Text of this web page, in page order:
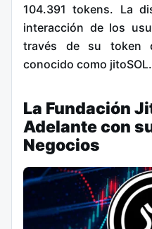
104.391 tokens. La
interacción de los
través de su token
conocido como jitoSOL.
La Fundación
Adelante con
Negocios